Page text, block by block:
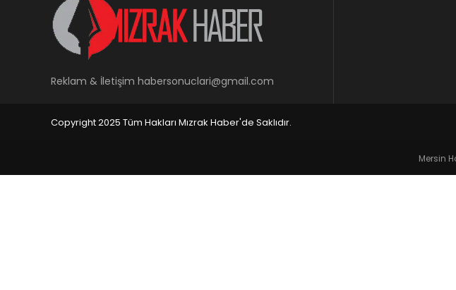
Reklam & İletişim habersonuclari@gmail.com
Copyright 2025 Tüm Hakları Mızrak Haber'de Saklıdır.
Mersin